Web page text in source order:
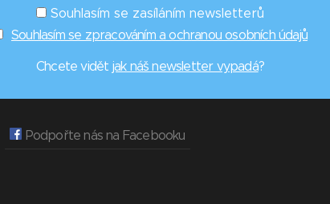
Souhlasím se zasíláním newsletterů
Souhlasím se zpracováním a ochranou osobních údajů
Chcete vidět jak náš newsletter vypadá?
Podpořte nás na Facebooku